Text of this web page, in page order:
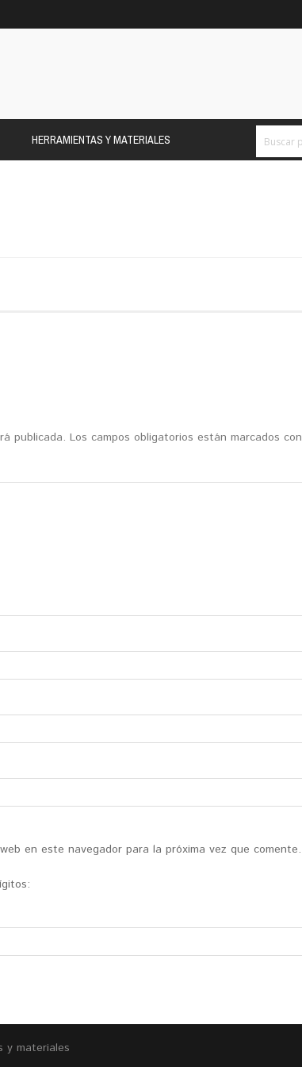
HERRAMIENTAS Y MATERIALES
publicada. Los campos obligatorios están marcados con
en este navegador para la próxima vez que comente.
y materiales